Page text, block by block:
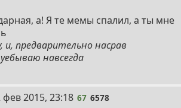
а! Я те мемы спалил, а ты мне
и, предварительно насрав
навсегда
фев 2015, 23:18 67 6578